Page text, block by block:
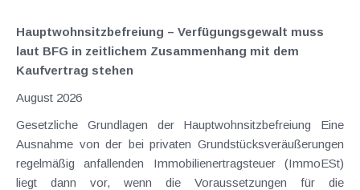
Hauptwohnsitz​­befreiung – Verfügungsgewalt muss
laut BFG in zeitlichem Zusammenhang mit dem
Kaufvertrag stehen
August 2026
Gesetzliche Grundlagen der Hauptwohnsitzbefreiung Eine
Ausnahme von der bei privaten Grundstücksveräußerungen
regelmäßig anfallenden Immobilienertragsteuer (ImmoESt)
liegt dann vor, wenn die Voraussetzungen für die